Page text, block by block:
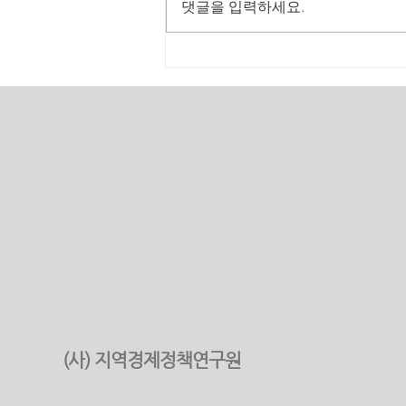
2025년 원가계산 실적
댓글을 입력하세요.
(사) 지역경제정책연구원